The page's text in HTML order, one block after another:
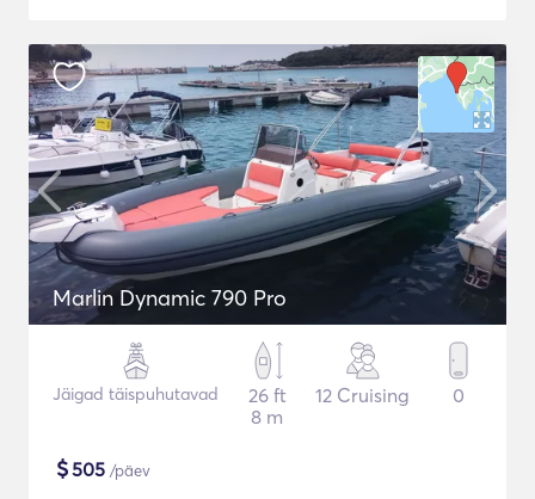
Marlin Dynamic 790 Pro
Jäigad täispuhutavad
26 ft
8 m
12 Cruising 0
$505 /päev